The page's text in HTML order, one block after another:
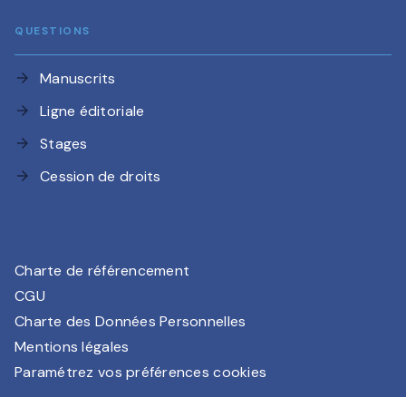
QUESTIONS
arrow_forward Manuscrits
arrow_forward Ligne éditoriale
arrow_forward Stages
arrow_forward Cession de droits
Charte de référencement
CGU
Charte des Données Personnelles
Mentions légales
Paramétrez vos préférences cookies